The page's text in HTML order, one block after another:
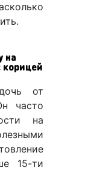
на
корицей
от
часто
на
15-ти